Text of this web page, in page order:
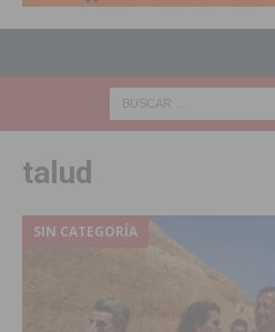
talud
SIN CATEGORÍA